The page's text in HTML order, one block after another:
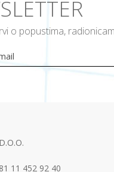
o popustima,
11 452 92 40